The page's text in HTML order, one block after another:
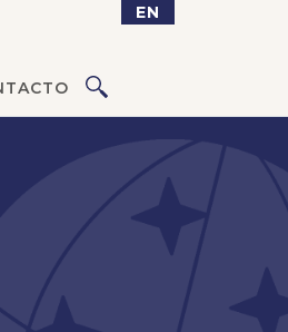
EN